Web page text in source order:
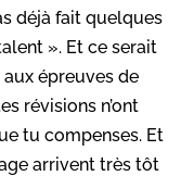
déjà fait quelques
». Et ce serait
épreuves de
révisions n’ont
tu compenses. Et
arrivent très tôt